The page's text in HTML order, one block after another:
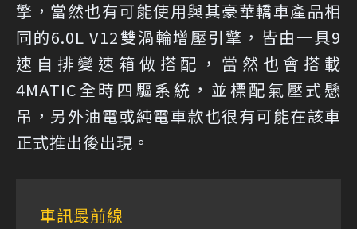
擎，當然也有可能使用與其豪華轎車產品相
同的6.0L V12雙渦輪增壓引擎，皆由一具9
速自排變速箱做搭配，當然也會搭載
4MATIC全時四驅系統，並標配氣壓式懸
吊，另外油電或純電車款也很有可能在該車
正式推出後出現。
車訊最前線